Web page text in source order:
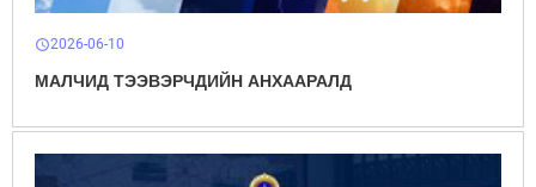
schedule2026-06-10
МАЛЧИД ТЭЭВЭРЧДИЙН АНХААРАЛД